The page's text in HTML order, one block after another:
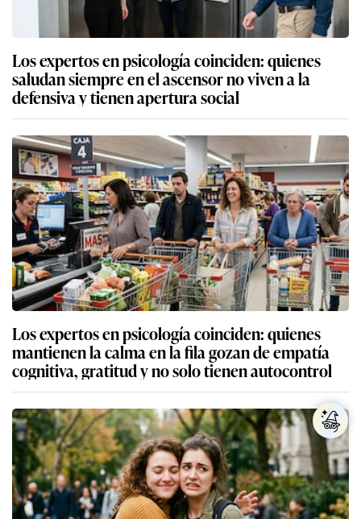
Los expertos en psicología coinciden: quienes
saludan siempre en el ascensor no viven a la
defensiva y tienen apertura social
Los expertos en psicología coinciden: quienes
mantienen la calma en la fila gozan de empatía
cognitiva, gratitud y no solo tienen autocontrol